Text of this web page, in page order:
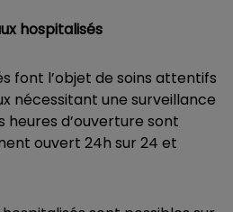
hospitalisés
font l’objet de soins attentifs
nécessitant une surveillance
heures d’ouverture sont
ouvert 24h sur 24 et